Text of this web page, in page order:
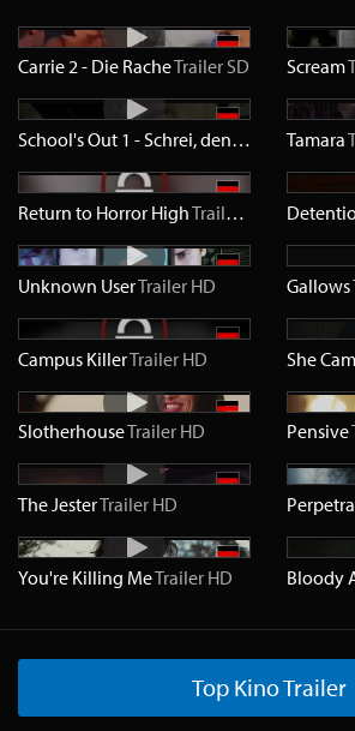
Carrie 2 - Die RacheTrailer SD Scream
School's Out 1 - Schrei, denn ich werde dich töten Tamara
Return to Horror HighTrailer
Unknown UserTrailer HD Gallows
Campus KillerTrailer HD
SlotherhouseTrailer HD Pensive
The JesterTrailer HD
You're Killing MeTrailer HD Bloody
Top Kino Trailer